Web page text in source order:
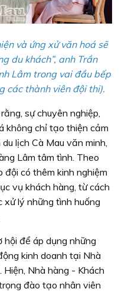
và ứng xử văn hoá sẽ
du khách”, anh Trần
Lâm trong vai đầu bếp
các thành viên đội thi).
sự chuyên nghiệp,
không chỉ tạo thiện cảm
lịch Cà Mau văn minh,
Lâm tâm tình. Theo
đội có thêm kinh nghiệm
vụ khách hàng, từ cách
xử lý những tình huống
hội để áp dụng những
kinh doanh tại Nhà
Nhà hàng - Khách
đào tạo nhân viên